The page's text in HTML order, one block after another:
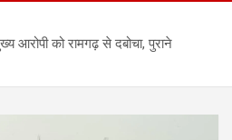
आरोपी को रामगढ़ से दबोचा, पुराने